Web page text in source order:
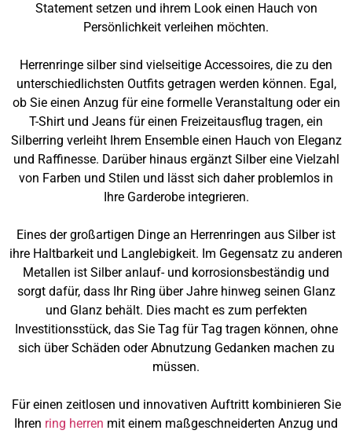
Statement setzen und ihrem Look einen Hauch von
Persönlichkeit verleihen möchten.
Herrenringe silber sind vielseitige Accessoires, die zu den
unterschiedlichsten Outfits getragen werden können. Egal,
ob Sie einen Anzug für eine formelle Veranstaltung oder ein
T-Shirt und Jeans für einen Freizeitausflug tragen, ein
Silberring verleiht Ihrem Ensemble einen Hauch von Eleganz
und Raffinesse. Darüber hinaus ergänzt Silber eine Vielzahl
von Farben und Stilen und lässt sich daher problemlos in
Ihre Garderobe integrieren.
Eines der großartigen Dinge an Herrenringen aus Silber ist
ihre Haltbarkeit und Langlebigkeit. Im Gegensatz zu anderen
Metallen ist Silber anlauf- und korrosionsbeständig und
sorgt dafür, dass Ihr Ring über Jahre hinweg seinen Glanz
und Glanz behält. Dies macht es zum perfekten
Investitionsstück, das Sie Tag für Tag tragen können, ohne
sich über Schäden oder Abnutzung Gedanken machen zu
müssen.
Für einen zeitlosen und innovativen Auftritt kombinieren Sie
Ihren ring herren mit einem maßgeschneiderten Anzug und